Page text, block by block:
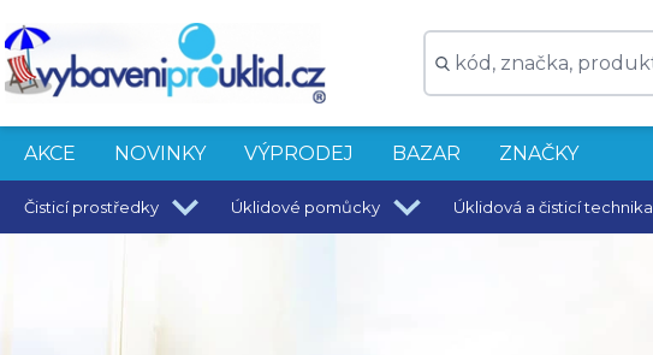
AKCE NOVINKY VÝPRODEJ BAZAR ZNAČKY
Čisticí prostředky Úklidové pomůcky Úklidová a čisticí technika